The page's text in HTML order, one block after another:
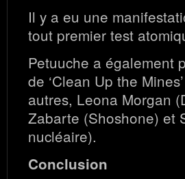
Il y a eu une
tout premier test
Petuuche a également
de ‘Clean Up the Mines’
autres, Leona Morgan
Zabarte (Shoshone) et
nucléaire).
Conclusion